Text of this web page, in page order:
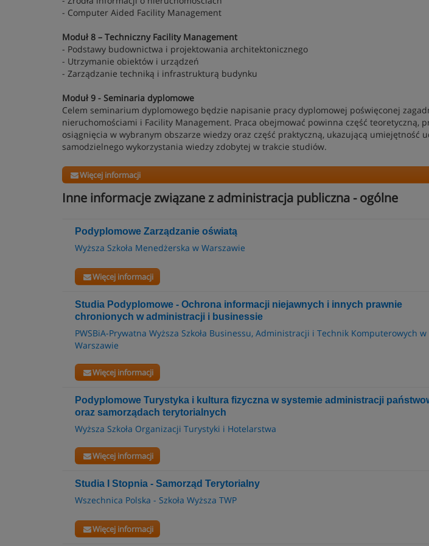
- Computer Aided Facility Management
Moduł 8 – Techniczny Facility Management
- Podstawy budownictwa i projektowania architektonicznego
- Utrzymanie obiektów i urządzeń
- Zarządzanie techniką i infrastrukturą budynku
Moduł 9 - Seminaria dyplomowe
Celem seminarium dyplomowego będzie napisanie pracy dyplomowej poświęconej
nieruchomościami i Facility Management. Praca obejmować powinna część teoretyczną,
osiągnięcia w wybranym obszarze wiedzy oraz część praktyczną, ukazującą umiejętność
samodzielnego wykorzystania wiedzy zdobytej w trakcie studiów.
Więcej informacji
Inne informacje związane z administracja publiczna - ogólne
Podyplomowe Zarządzanie oświatą
Wyższa Szkoła Menedżerska w Warszawie
Więcej informacji
Studia Podyplomowe - Ochrona informacji niejawnych i innych prawnie
chronionych w administracji i businessie
PWSBiA-Prywatna Wyższa Szkoła Businessu, Administracji i Technik Komputerowych w
Warszawie
Więcej informacji
Podyplomowe Turystyka i kultura fizyczna w systemie administracji
oraz samorządach terytorialnych
Wyższa Szkoła Organizacji Turystyki i Hotelarstwa
Więcej informacji
Studia I Stopnia - Samorząd Terytorialny
Wszechnica Polska - Szkoła Wyższa TWP
Więcej informacji